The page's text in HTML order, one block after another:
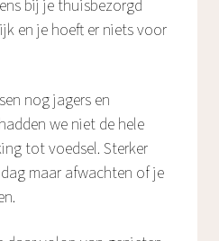
bij je thuisbezorgd
en je hoeft er niets voor
nog jagers en
we niet de hele
tot voedsel. Sterker
maar afwachten of je